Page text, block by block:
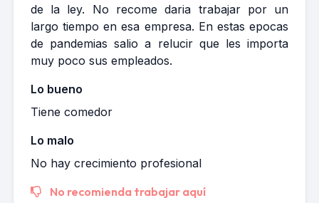
de la ley. No recome daria trabajar por un
largo tiempo en esa empresa. En estas epocas
de pandemias salio a relucir que les importa
muy poco sus empleados.
Lo bueno
Tiene comedor
Lo malo
No hay crecimiento profesional
No recomienda trabajar aquí